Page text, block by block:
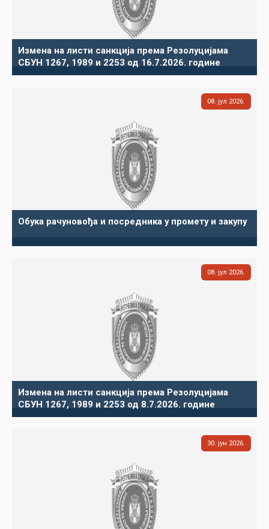
Измена на листи санкција према Резолуцијама
СБУН 1267, 1989 и 2253 од 16.7.2026. године
08 јул 2026
Обука рачуновођа и посредника у промету и закупу
08 јул 2026
Измена на листи санкција према Резолуцијама
СБУН 1267, 1989 и 2253 од 8.7.2026. године
30 јун 2026